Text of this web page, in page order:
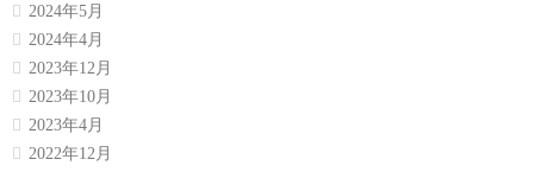
2024年5月
2024年4月
2023年12月
2023年10月
2023年4月
2022年12月